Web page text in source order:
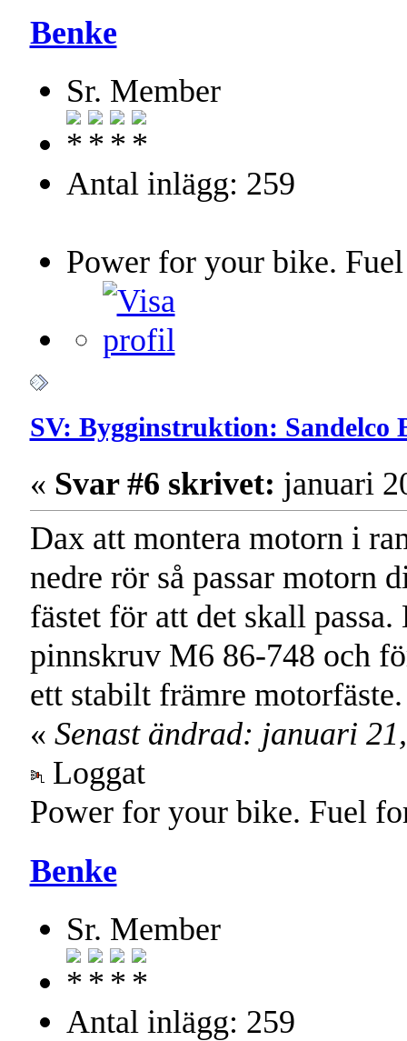
Benke
Sr. Member
Antal inlägg: 259
Power for your bike.
SV: Bygginstruktion: Sandelco
« Svar #6 skrivet: januari
Dax att montera motorn i
nedre rör så passar motorn
fästet för att det skall
pinnskruv M6 86-748 och
ett stabilt främre
« Senast ändrad: januari
Loggat
Power for your bike. Fuel
Benke
Sr. Member
Antal inlägg: 259